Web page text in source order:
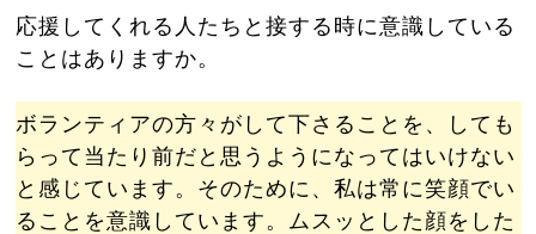
応援してくれる人たちと接する時に意識している
ことはありますか。
ボランティアの方々がして下さることを、しても
らって当たり前だと思うようになってはいけない
と感じています。そのために、私は常に笑顔でい
ることを意識しています。ムスッとした顔をした